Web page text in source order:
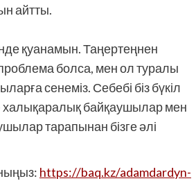
айтты.
қуанамын. Таңертеңнен
болса, мен ол туралы
сенеміз. Себебі біз бүкіл
халықаралық байқаушылар мен
тарапынан бізге әлі
https://baq.kz/adamdardyn-